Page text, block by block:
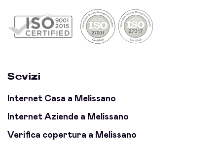
Sevizi
Internet Casa a Melissano
Internet Aziende a Melissano
Verifica copertura a Melissano